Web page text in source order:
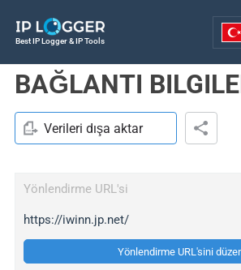
Best IP Logger & IP Tools
BAĞLANTI
Verileri dışa aktar
Yönlendirme URL'si
https://iwinn.jp.net/
Yönlendirme URL'sini